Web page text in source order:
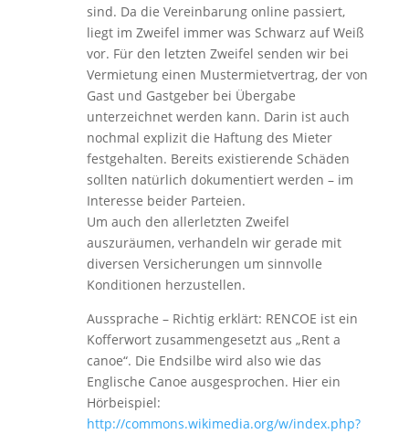
sind. Da die Vereinbarung online passiert,
liegt im Zweifel immer was Schwarz auf Weiß
vor. Für den letzten Zweifel senden wir bei
Vermietung einen Mustermietvertrag, der von
Gast und Gastgeber bei Übergabe
unterzeichnet werden kann. Darin ist auch
nochmal explizit die Haftung des Mieter
festgehalten. Bereits existierende Schäden
sollten natürlich dokumentiert werden – im
Interesse beider Parteien.
Um auch den allerletzten Zweifel
auszuräumen, verhandeln wir gerade mit
diversen Versicherungen um sinnvolle
Konditionen herzustellen.
Aussprache – Richtig erklärt: RENCOE ist ein
Kofferwort zusammengesetzt aus „Rent a
canoe“. Die Endsilbe wird also wie das
Englische Canoe ausgesprochen. Hier ein
Hörbeispiel:
http://commons.wikimedia.org/w/index.php?